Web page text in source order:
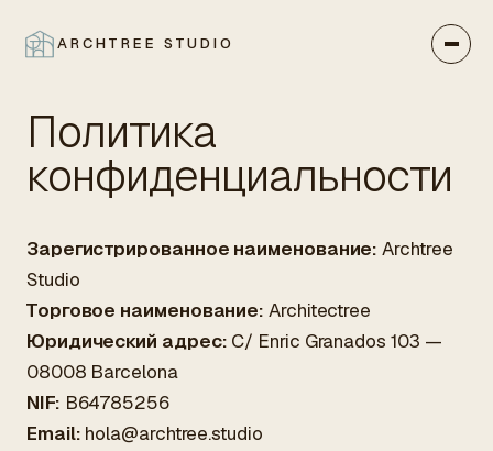
ARCHTREE STUDIO
ЗАКРЫТЬ
Политика
конфиденциальности
Зарегистрированное наименование: Archtree
Studio
Торговое наименование: Architectree
Юридический адрес: C/ Enric Granados 103 —
08008 Barcelona
NIF: B64785256
Email: hola@archtree.studio